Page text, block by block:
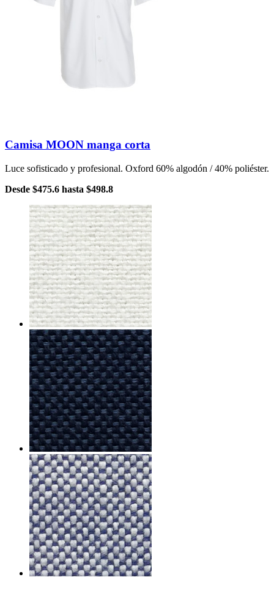
Camisa MOON manga corta
Luce sofisticado y profesional. Oxford 60% algodón / 40% poliéster.
Desde $475.6 hasta $498.8